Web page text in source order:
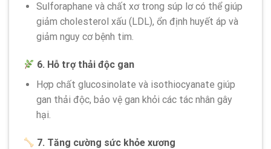
Sulforaphane và chất xơ trong súp lơ có thể giúp
giảm cholesterol xấu (LDL), ổn định huyết áp và
giảm nguy cơ bệnh tim.
6. Hỗ trợ thải độc gan
Hợp chất glucosinolate và isothiocyanate giúp
gan thải độc, bảo vệ gan khỏi các tác nhân gây
hại.
7. Tăng cường sức khỏe xương